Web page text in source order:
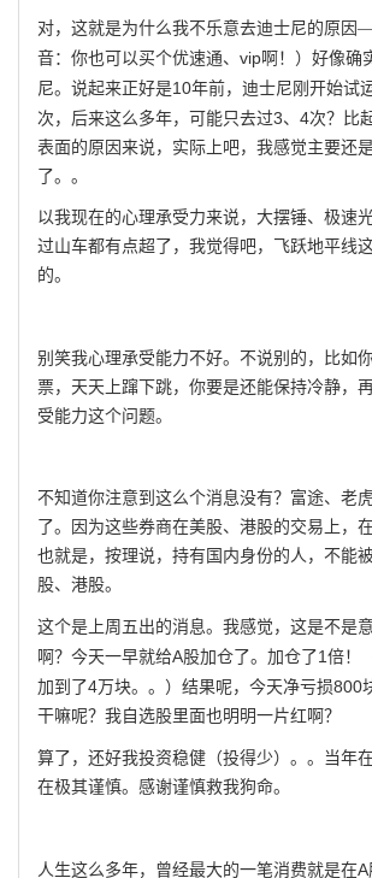
对，这就是为什么我不乐意去迪士尼的原
音：你也可以买个优速通、 vip啊！）好像确
尼。说起来正好是10年前，迪士尼刚开始试
次，后来这么多年，可能只去过3、4次？比
表面的原因来说，实际上吧，我感觉主要还
了。。
以我现在的心理承受力来说，大摆锤、极速
过山车都有点超了，我觉得吧，飞跃地平线
的。
别笑我心理承受能力不好。不说别的，比如
票，天天上蹿下跳，你要是还能保持冷静，
受能力这个问题。
不知道你注意到这么个消息没有？富途、老
了。因为这些券商在美股、港股的交易上，
也就是，按理说，持有国内身份的人，不能
股、港股。
这个是上周五出的消息。我感觉，这是不是
啊？今天一早就给A股加仓了。加仓了1 倍！
加到了4万块。。）结果呢，今天净亏损800
干嘛呢？我自选股里面也明明一片红啊？
算了，还好我投资稳健（投得少）。。当年
在极其谨慎。感谢谨慎救我狗命。
人生这么多年，曾经最大的一笔消费就是在A